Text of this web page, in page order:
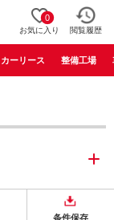
0
お気に入り 閲覧履歴
カーリース 整備工場
条件保存